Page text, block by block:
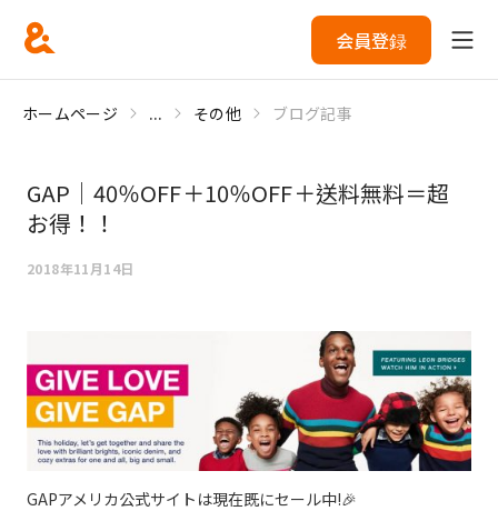
会員登録
ホームページ ... その他 ブログ記事
GAP｜40％OFF＋10％OFF＋送料無料＝超
お得！！
2018年11月14日
GAPアメリカ公式サイトは現在既にセール中!🎉